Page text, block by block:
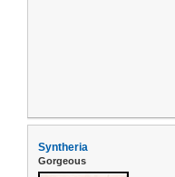
Syntheria
Gorgeous